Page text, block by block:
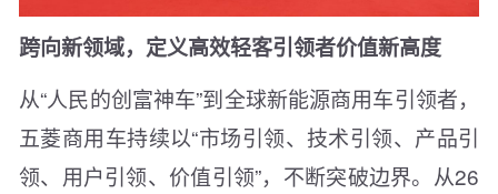
跨向新领域，定义高效轻客引领者价值新高度
从“人民的创富神车”到全球新能源商用车引领者，
五菱商用车持续以“市场引领、技术引领、产品引
领、用户引领、价值引领”，不断突破边界。从26